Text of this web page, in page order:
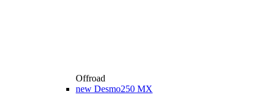
Offroad
new Desmo250 MX